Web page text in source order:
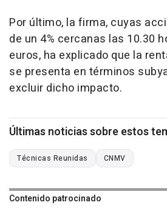
Por último, la firma, cuyas
de un 4% cercanas las 10.30
euros, ha explicado que la
se presenta en términos
excluir dicho impacto.
Últimas noticias sobre estos
Técnicas Reunidas CNMV
Contenido patrocinado